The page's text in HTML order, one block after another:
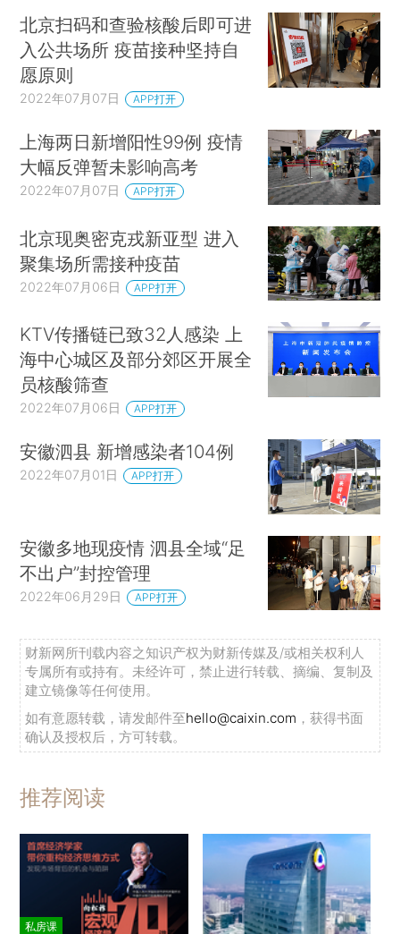
北京扫码和查验核酸后即可进
入公共场所 疫苗接种坚持自
愿原则
2022年07月07日 APP打开
上海两日新增阳性99例 疫情
大幅反弹暂未影响高考
2022年07月07日 APP打开
北京现奥密克戎新亚型 进入
聚集场所需接种疫苗
2022年07月06日 APP打开
KTV传播链已致32人感染 上
海中心城区及部分郊区开展全
员核酸筛查
2022年07月06日 APP打开
安徽泗县 新增感染者104例
2022年07月01日 APP打开
安徽多地现疫情 泗县全域“足
不出户”封控管理
2022年06月29日 APP打开
财新网所刊载内容之知识产权为财新传媒及/或相关权利人
专属所有或持有。未经许可，禁止进行转载、摘编、复制及
建立镜像等任何使用。
如有意愿转载，请发邮件至hello@caixin.com ，获得书面
确认及授权后，方可转载。
推荐阅读
私房课